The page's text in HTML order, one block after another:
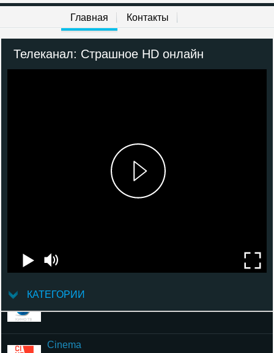
Главная Контакты
Телеканал: Страшное HD онлайн
КАТЕГОРИИ
Дом кино
Cinema